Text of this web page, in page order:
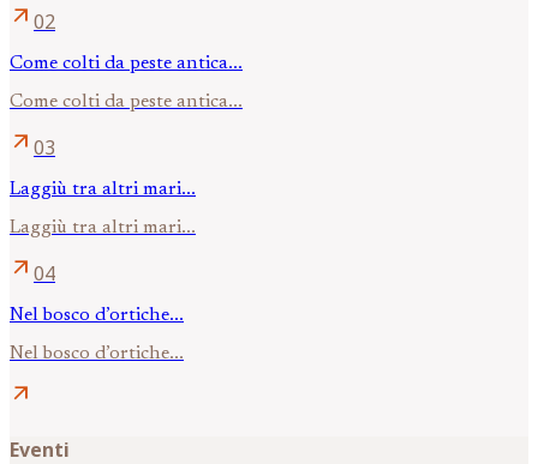
arrow_outward 02
Come colti da peste antica...
Come colti da peste antica...
arrow_outward 03
Laggiù tra altri mari...
Laggiù tra altri mari...
arrow_outward 04
Nel bosco d’ortiche...
Nel bosco d’ortiche...
arrow_outward
Eventi